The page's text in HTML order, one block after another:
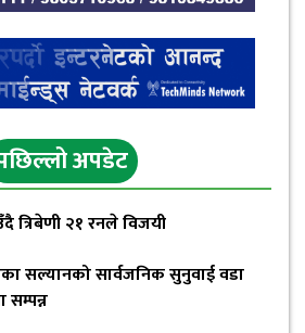
अपडेट
त्रिबेणी २१ रनले विजयी
सल्यानको सार्वजनिक सुनुवाई वडा